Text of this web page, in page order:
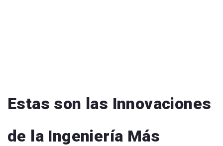
Estas son las Innovaciones
de la Ingeniería Más